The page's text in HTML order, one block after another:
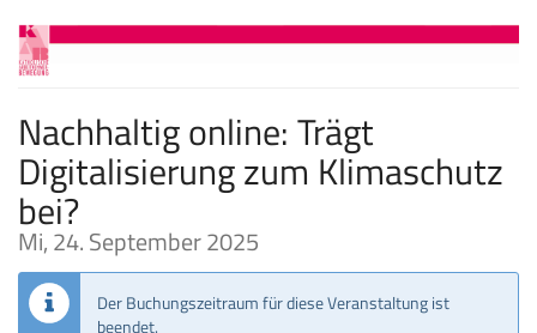
Zum
Haupt-
Inhalt
Nachhaltig online: Trägt
Digitalisierung zum Klimaschutz
bei?
Mi, 24. September 2025
Der Buchungszeitraum für diese Veranstaltung ist
beendet.